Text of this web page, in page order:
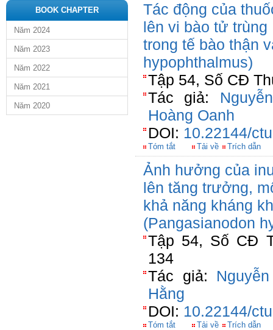
BOOK CHAPTER
Năm 2024
Năm 2023
Năm 2022
Năm 2021
Năm 2020
Tác động của
lên vi bào tử trùng
trong tế bào thận
hypophthalmus)
Tập 54, Số CĐ
Tác giả:
Hoàng Oanh
DOI: 10.22144/
Tóm tắt Tải về Trích dẫn
Ảnh hưởng của
lên tăng trưởng,
khả năng kháng
(Pangasianodon
Tập 54, Số CĐ
134
Tác giả:
Hằng
DOI: 10.22144/
Tóm tắt Tải về Trích dẫn